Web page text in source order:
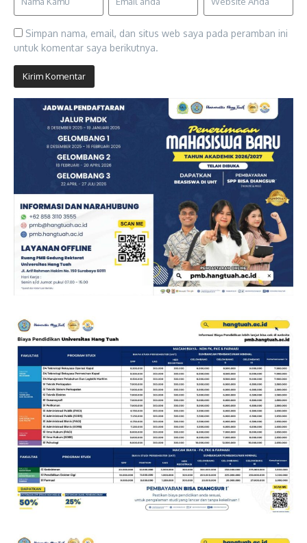
Simpan nama, email, dan situs web saya pada peramban ini
untuk komentar saya berikutnya.